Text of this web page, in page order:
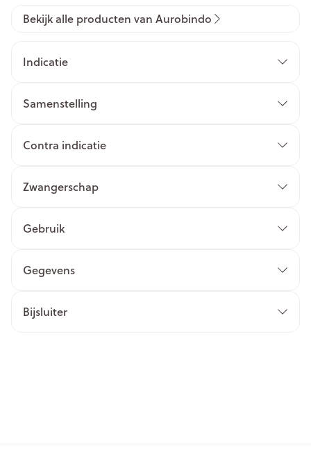
Bekijk alle producten van Aurobindo
Indicatie
Samenstelling
Contra indicatie
Zwangerschap
Gebruik
Gegevens
Bijsluiter